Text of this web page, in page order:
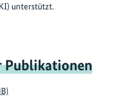
unterstützt.
Publikationen